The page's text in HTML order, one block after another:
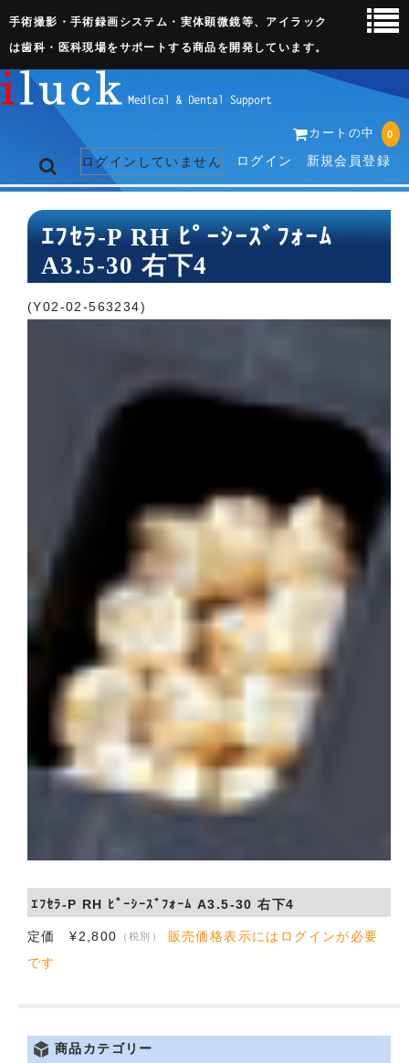
手術撮影・手術録画システム・実体顕微鏡等、アイラック
は歯科・医科現場をサポートする商品を開発しています。
カートの中 0
ログインしていません ログイン 新規会員登録
トップページ
ネット販売ページ
歯科関連機器
ｴﾌｾﾗ-P RH ﾋﾟｰｼｰｽﾞﾌｫｰﾑ
A3.5-30 右下4
(Y02-02-563234)
ｴﾌｾﾗ-P RH ﾋﾟｰｼｰｽﾞﾌｫｰﾑ A3.5-30 右下4
定価 ¥2,800 （税別）
販売価格表示にはログインが必要
です
商品カテゴリー